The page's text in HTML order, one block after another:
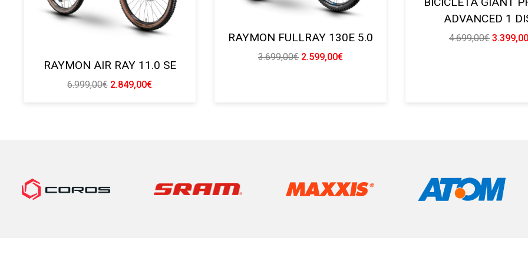
RAYMON AIR RAY 11.0 SE
6.999,00€ El
precio
2.849,00€El
precio
RAYMON FULLRAY 130E 5.0
3.699,00€ El
era:
2.599,00€El
es:
ADVANCED 1
4.699,00€ El
3.399,00